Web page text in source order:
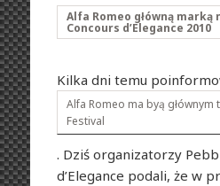
Alfa Romeo główną marką
Concours d’Elegance 2010
Kilka dni temu
Alfa Romeo ma byą
Festival
. Dziś organizatorzy
d’Elegance podali, że w